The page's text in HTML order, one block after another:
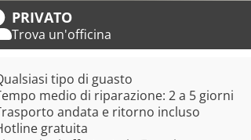
PRIVATO
Trova un'officina
tipo di guasto
medio di riparazione: 2 a 5 giorni
andata e ritorno incluso
gratuita